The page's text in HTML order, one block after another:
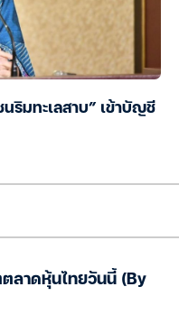
ริมทะเลสาบ” เข้าบัญชี
ตลาดหุ้นไทยวันนี้ (By